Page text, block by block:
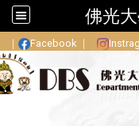
佛光
｜ Facebook ｜